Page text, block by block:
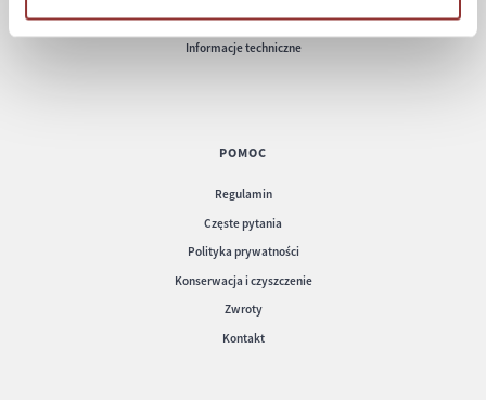
Koszt dostawy
Informacje techniczne
POMOC
Regulamin
Częste pytania
Polityka prywatności
Konserwacja i czyszczenie
Zwroty
Kontakt